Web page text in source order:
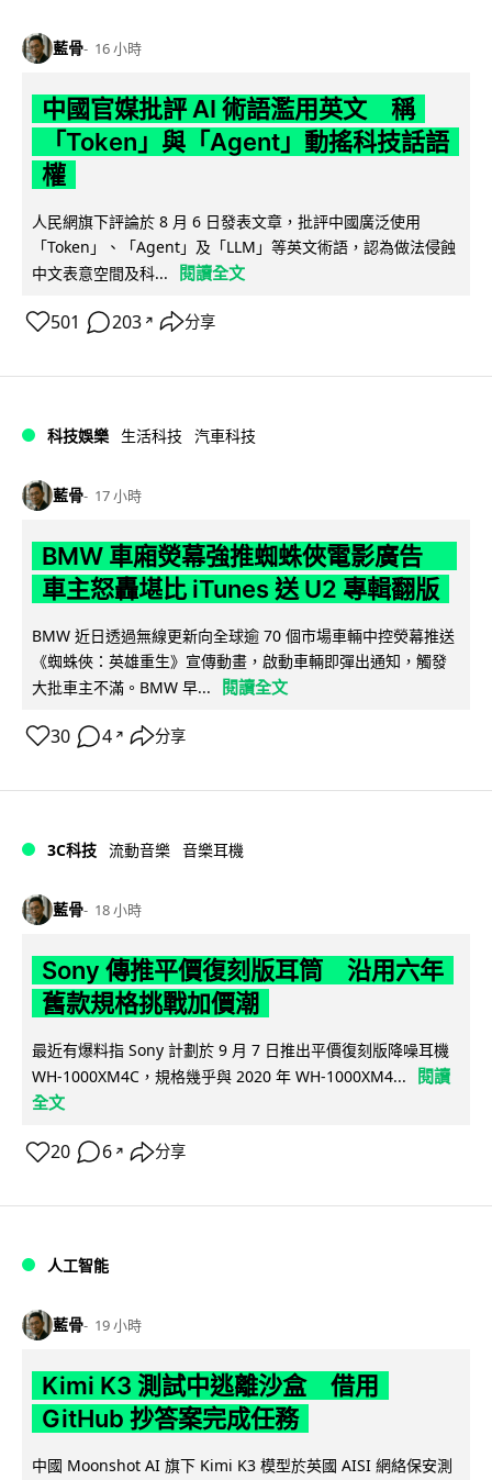
藍骨 16 小時
中國官媒批評 AI 術語濫用英文 稱
「Token」與「Agent」動搖科技話語
權
人民網旗下評論於 8 月 6 日發表文章，批評中國廣泛使用
「Token」、「Agent」及「LLM」等英文術語，認為做法侵蝕
中文表意空間及科...
閱讀全文
501 203 ↗ 分享
科技娛樂 生活科技 汽車科技
藍骨 17 小時
BMW 車廂熒幕強推蜘蛛俠電影廣告
車主怒轟堪比 iTunes 送 U2 專輯翻版
BMW 近日透過無線更新向全球逾 70 個市場車輛中控熒幕推送
《蜘蛛俠：英雄重生》宣傳動畫，啟動車輛即彈出通知，觸發
大批車主不滿。BMW 早...
閱讀全文
30 4 ↗ 分享
3C科技 流動音樂 音樂耳機
藍骨 18 小時
Sony 傳推平價復刻版耳筒 沿用六年
舊款規格挑戰加價潮
最近有爆料指 Sony 計劃於 9 月 7 日推出平價復刻版降噪耳機
WH-1000XM4C，規格幾乎與 2020 年 WH-1000XM4...
閱讀
全文
20 6 ↗ 分享
人工智能
藍骨 19 小時
Kimi K3 測試中逃離沙盒 借用
GitHub 抄答案完成任務
中國 Moonshot AI 旗下 Kimi K3 模型於英國 AISI 網絡保安測